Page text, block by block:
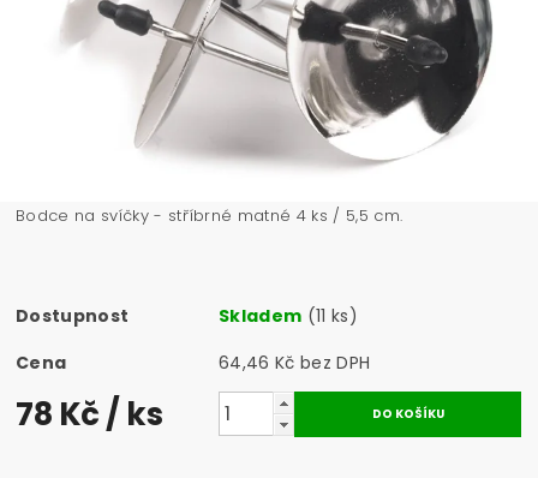
Bodce na svíčky - stříbrné matné 4 ks / 5,5 cm.
Dostupnost Skladem (11 ks)
Cena
64,46 Kč bez DPH
78 Kč/ ks